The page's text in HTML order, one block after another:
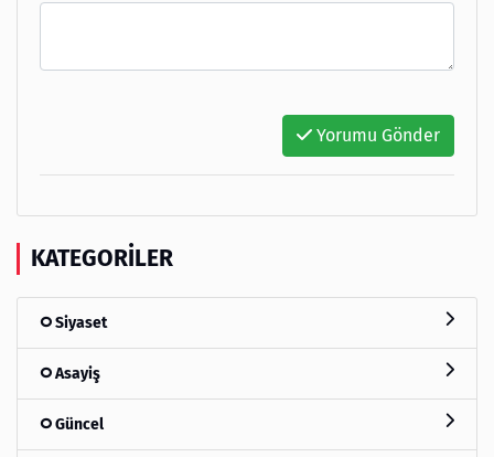
Yorumu Gönder
KATEGORILER
Siyaset
Asayiş
Güncel